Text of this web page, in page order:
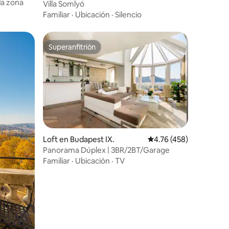
zona
Villa Somlyó
Familiar · Ubicación · Silencio
Superanfitrión
Superanfitrión
Loft en Budapest IX. Calificación promedio:
4.76 (458)
Panorama Dúplex | 3BR/2BT/Garage
Familiar · Ubicación · TV